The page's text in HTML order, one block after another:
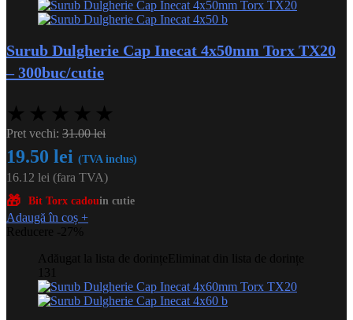
Surub Dulgherie Cap Inecat 4x50mm Torx TX20
– 300buc/cutie
★ ★ ★ ★ ★
Pret vechi: 31.00lei
19.50 lei (TVA inclus)
16.12 lei (fara TVA)
🎁 Bit Torx cadouin cutie
Adaugă în coș +
Reducere -27%
Adăugat la lista de dorințeEliminat din lista de dorințe
131